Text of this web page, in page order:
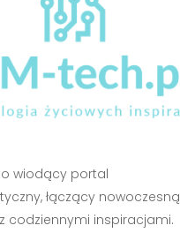
wiodący portal
łączący nowoczesną
codziennymi inspiracjami.